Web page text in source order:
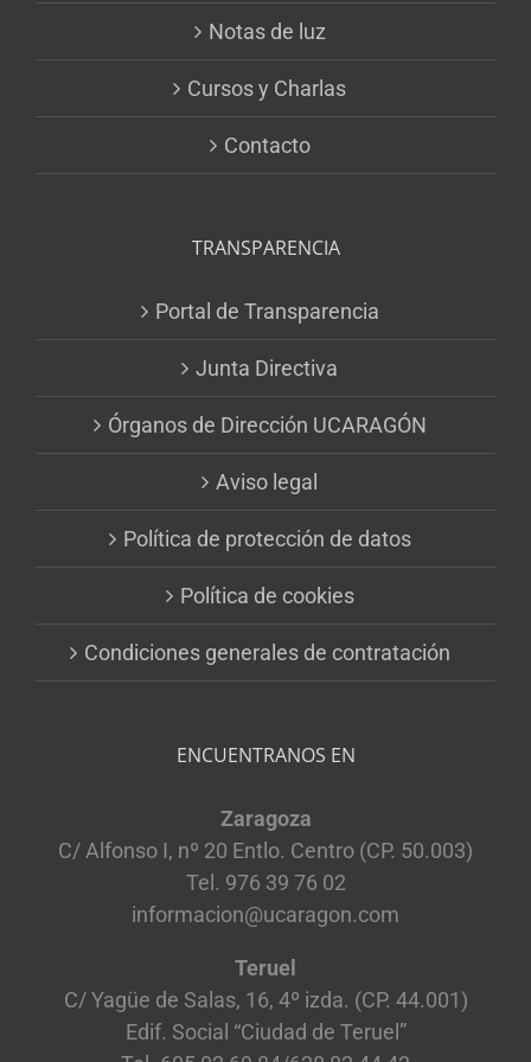
Notas de luz
Cursos y Charlas
Contacto
TRANSPARENCIA
Portal de Transparencia
Junta Directiva
Órganos de Dirección UCARAGÓN
Aviso legal
Política de protección de datos
Política de cookies
Condiciones generales de contratación
ENCUENTRANOS EN
Zaragoza
C/ Alfonso I, nº 20 Entlo. Centro (CP. 50.003)
Tel. 976 39 76 02
informacion@ucaragon.com
Teruel
C/ Yagüe de Salas, 16, 4º izda. (CP. 44.001)
Edif. Social “Ciudad de Teruel”